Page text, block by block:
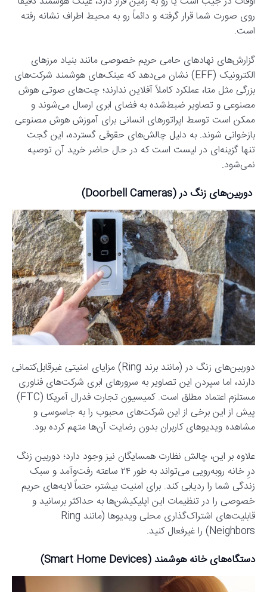
روی صورت شما قرار گرفته و دائماً رو به محیط اطراف نشانه رفته
است.
گزارش‌های نهادهای حامی حریم خصوصی مانند بنیاد مرزهای
الکترونیک (EFF) نشان می‌دهد که عینک‌های هوشمند شرکت‌های
بزرگی مثل متا، عملکرد کاملاً آفلاین ندارند؛ چت‌های صوتی هوش
مصنوعی و تصاویر ضبط‌شده به فضای ابری ارسال می‌شوند و
ممکن است توسط اپراتورهای انسانی برای آموزش هوش مصنوعی
بازخوانی شوند. به دلیل چالش‌های حقوقی گسترده، این گجت
تنها گزینه‌ای در لیست است که در حال حاضر خرید آن توصیه
نمی‌شود.
دوربین‌های زنگ در (Doorbell Cameras)
دوربین‌های زنگ در (مانند برند Ring) مزایای امنیتی غیرقابل‌کتمانی
دارند، اما سپردن این تصاویر به سرورهای ابری شرکت‌های فناوری
مستلزم اعتماد مطلق است. کمیسیون تجارت فدرال آمریکا (FTC)
پیش از این برخی از این شرکت‌های محبوب را به جاسوسی و
مشاهده ویدیوهای کاربران بدون رضایت آن‌ها متهم کرده بود.
علاوه بر این، چالش نظارت همسایگان نیز وجود دارد؛ دوربین زنگ
درِ خانه روبه‌رویی می‌تواند به طور ۲۴ ساعته رفت‌وآمد و سبک
زندگی شما را ردیابی کند. برای امنیت بیشتر، حتماً لایه‌های حریم
خصوصی را در تنظیمات این اپلیکیشن‌ها به حداکثر برسانید و
قابلیت‌های اشتراک‌گذاری محلی ویدیوها (مانند Ring
Neighbors) را غیرفعال کنید.
دستگاه‌های خانه هوشمند (Smart Home Devices)